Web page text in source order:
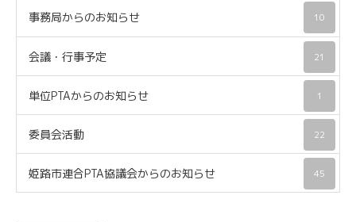
事務局からのお知らせ 10
会議・行事予定 21
単位PTAからのお知らせ 1
委員会活動 22
姫路市連合PTA協議会からのお知らせ 45